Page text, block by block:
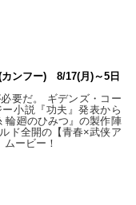
ンフー) 8/17(月)～5日
要だ。 ギデンズ・コー
小説『功夫』発表から
廻のひみつ』の製作陣
ド全開の【青春×武侠ア
ービー！